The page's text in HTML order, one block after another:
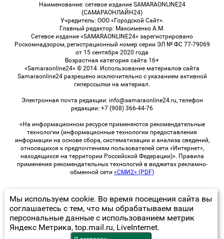
Наименование: сетевое издание SAMARAONLINE24
(САМАРАОНЛАЙН24)
Учредитель: ООО «Городской Сайт».
Главный редактор: Максименко А.М.
Сетевое издание «SAMARAONLINE24» зарегистрировано
Роскомнадзором, регистрационный номер серии ЭЛ № ФС 77-79069
от 15 сентября 2020 года
Возрастная категория сайта 16+
«Samaraonline24» © 2014. Использование материалов сайта
Samaraonline24 разрешено исключительно с указанием активной
гиперссылки на материал.
Электронная почта редакции: info@samaraonline24.ru, телефон
редакции: +7 (908) 366-44-76
«На информационном ресурсе применяются рекомендательные
технологии (информационные технологии предоставления
информации на основе сбора, систематизации и анализа сведений,
относящихся к предпочтениям пользователей сети «Интернет»,
находящихся на территории Российской Федерации)». Правила
применения рекомендательных технологий в виджетах рекламно-
обменной сети «СМИ2» (PDF)
© 2026 «samaraOnline24» | Все права защищены
Возрастная категория сайта 16+
Политика конфиденциальности
Мы используем cookie. Во время посещения сайта вы
соглашаетесь с тем, что мы обрабатываем ваши
персональные данные с использованием метрик
Яндекс Метрика, top.mail.ru, LiveInternet.